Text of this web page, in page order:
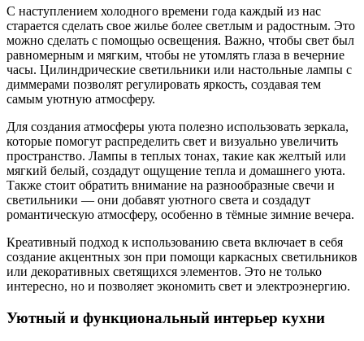
С наступлением холодного времени года каждый из нас
старается сделать свое жилье более светлым и радостным. Это
можно сделать с помощью освещения. Важно, чтобы свет был
равномерным и мягким, чтобы не утомлять глаза в вечерние
часы. Цилиндрические светильники или настольные лампы с
диммерами позволят регулировать яркость, создавая тем
самым уютную атмосферу.
Для создания атмосферы уюта полезно использовать зеркала,
которые помогут распределить свет и визуально увеличить
пространство. Лампы в теплых тонах, такие как желтый или
мягкий белый, создадут ощущение тепла и домашнего уюта.
Также стоит обратить внимание на разнообразные свечи и
светильники — они добавят уютного света и создадут
романтическую атмосферу, особенно в тёмные зимние вечера.
Креативный подход к использованию света включает в себя
создание акцентных зон при помощи каркасных светильников
или декоративных светящихся элементов. Это не только
интересно, но и позволяет экономить свет и электроэнергию.
Уютный и функциональный интерьер кухни